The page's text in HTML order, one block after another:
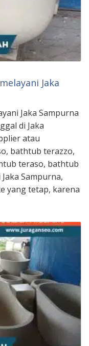
Jaka
Jaka Sampurna
di Jaka
atau
bathtub terazzo,
teraso, bathtub
Sampurna,
yang tetap, karena